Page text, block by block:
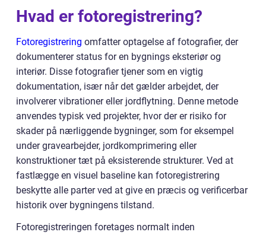
Hvad er fotoregistrering?
Fotoregistrering omfatter optagelse af fotografier, der
dokumenterer status for en bygnings eksteriør og
interiør. Disse fotografier tjener som en vigtig
dokumentation, især når det gælder arbejdet, der
involverer vibrationer eller jordflytning. Denne metode
anvendes typisk ved projekter, hvor der er risiko for
skader på nærliggende bygninger, som for eksempel
under gravearbejder, jordkomprimering eller
konstruktioner tæt på eksisterende strukturer. Ved at
fastlægge en visuel baseline kan fotoregistrering
beskytte alle parter ved at give en præcis og verificerbar
historik over bygningens tilstand.
Fotoregistreringen foretages normalt inden